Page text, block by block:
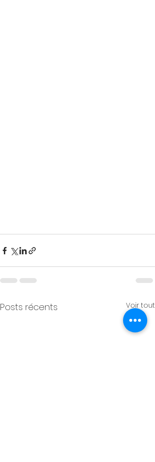
Posts récents Voir tout